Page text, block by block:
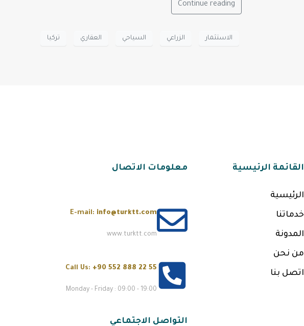
Continue reading
الاستثمار الزراعي السياحي العقاري تركيا
القائمة الرئيسية
الرئيسية
خدماتنا
المدونة
من نحن
اتصل بنا
معلومات الاتصال
E-mail: info@turktt.com
www.turktt.com
Call Us: +90 552 888 22 55
Monday - Friday : 09:00 - 19:00
التواصل الاجتماعي